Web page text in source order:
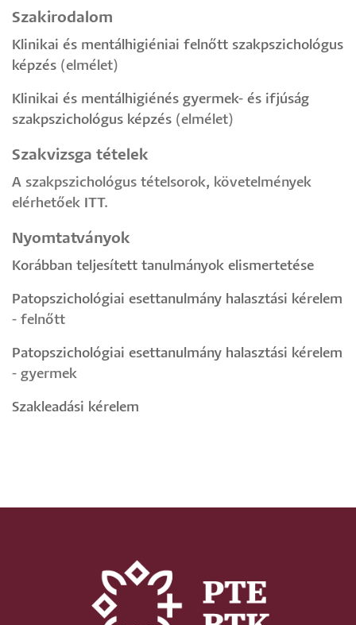
Szakirodalom
Klinikai és mentálhigiéniai felnőtt szakpszichológus
képzés (elmélet)
Klinikai és mentálhigiénés gyermek- és ifjúság
szakpszichológus képzés (elmélet)
Szakvizsga tételek
A szakpszichológus tételsorok, követelmények
elérhetőek ITT.
Nyomtatványok
Korábban teljesített tanulmányok elismertetése
Patopszichológiai esettanulmány halasztási kérelem
- felnőtt
Patopszichológiai esettanulmány halasztási kérelem
- gyermek
Szakleadási kérelem